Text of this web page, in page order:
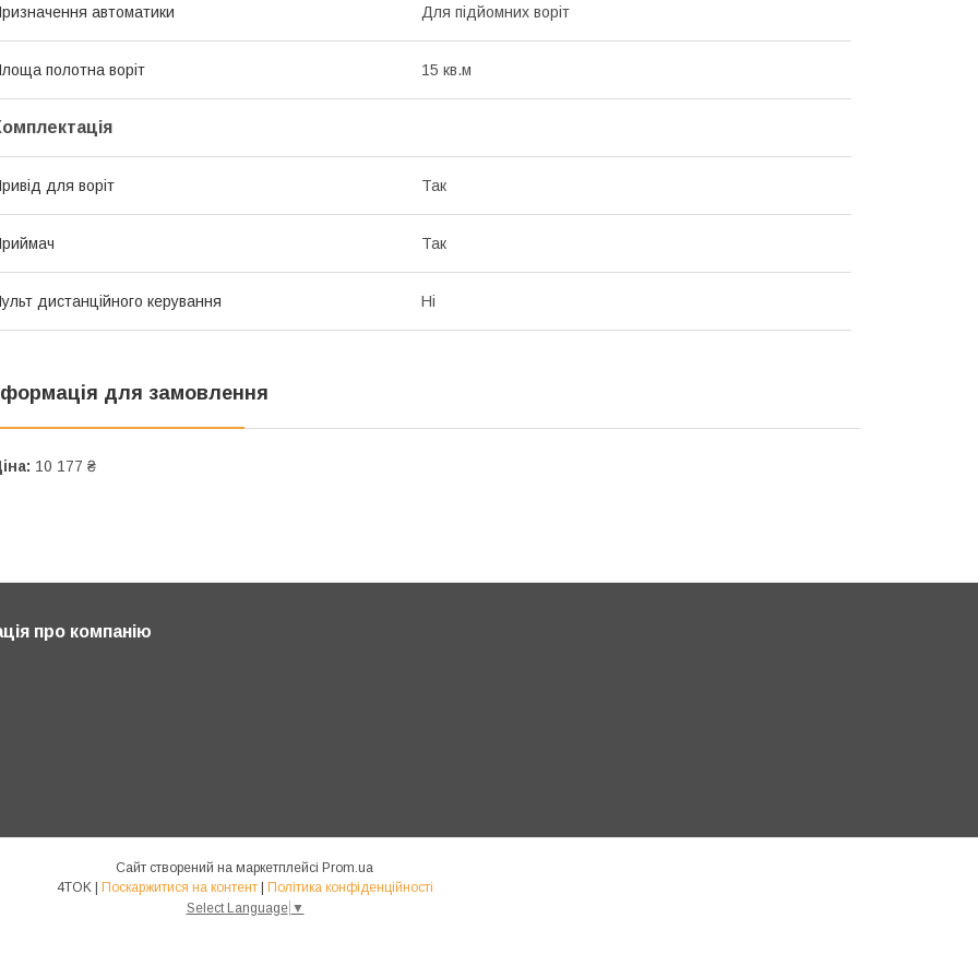
автоматики Для підйомних воріт
полотна воріт 15 кв.м
для воріт Так
Так
дистанційного керування Ні
для замовлення
10 177 ₴
про компанію
Сайт створений на маркетплейсі Prom.ua
Поскаржитися на контент
Політика конфіденційності
Select Language ▼